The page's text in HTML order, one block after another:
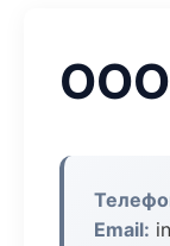
ООО
Email: